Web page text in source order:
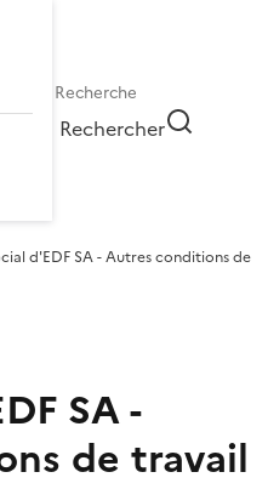
Rechercher
d'EDF SA - Autres conditions de
SA -
de travail